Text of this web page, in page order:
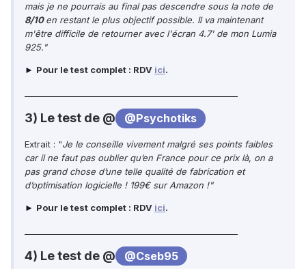
mais je ne pourrais au final pas descendre sous la note de
8/10en restant le plus objectif possible. Il va maintenant
m'être difficile de retourner avec l'écran 4.7' de mon Lumia
925."
► Pour le test complet : RDV ici.
3) Le test de @ @Psychotiks
Extrait : "Je le conseille vivement malgré ses points faibles
car il ne faut pas oublier qu’en France pour ce prix là, on a
pas grand chose d’une telle qualité de fabrication et
d’optimisation logicielle ! 199€ sur Amazon !"
► Pour le test complet : RDV ici.
4) Le test de @ @Cseb95